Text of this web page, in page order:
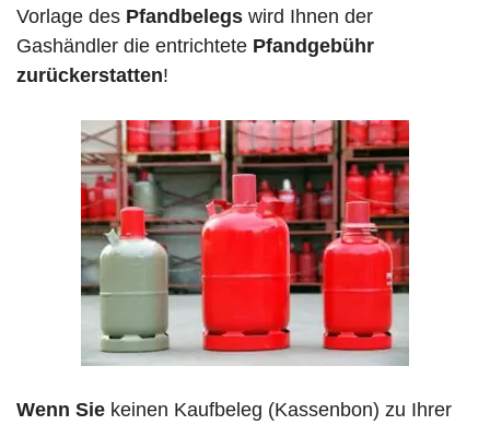
Vorlage des Pfandbelegs wird Ihnen der
Gashändler die entrichtete Pfandgebühr
zurückerstatten!
Wenn Sie keinen Kaufbeleg (Kassenbon) zu Ihrer